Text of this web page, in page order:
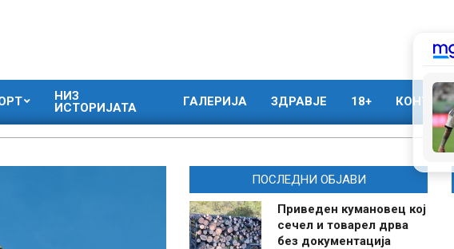
НИЗ
ИСТОРИЈАТА
ГАЛЕРИЈА ЗДРАВЈЕ 18+ КОНТАКТ
ПОСЛЕДНИ ОБЈАВИ
Приведен кумановец кој
сечел и товарел дрва
без документација